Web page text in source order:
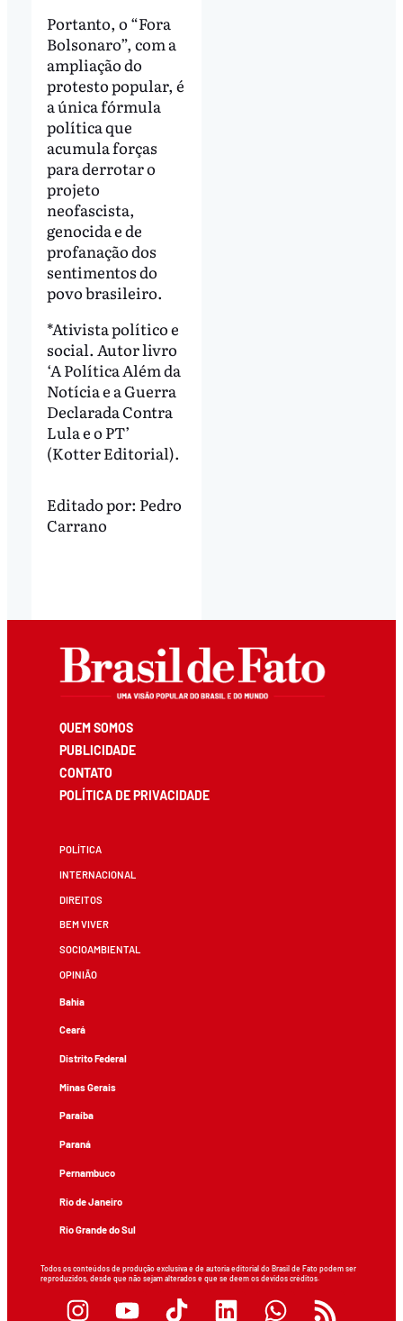
Portanto, o “Fora
Bolsonaro”, com a
ampliação do
protesto popular, é
a única fórmula
política que
acumula forças
para derrotar o
projeto
neofascista,
genocida e de
profanação dos
sentimentos do
povo brasileiro.
*Ativista político e
social. Autor livro
‘A Política Além da
Notícia e a Guerra
Declarada Contra
Lula e o PT’
(Kotter Editorial).
Editado por: Pedro
Carrano
QUEM SOMOS
PUBLICIDADE
CONTATO
POLÍTICA DE PRIVACIDADE
POLÍTICA
INTERNACIONAL
DIREITOS
BEM VIVER
SOCIOAMBIENTAL
OPINIÃO
Bahia
Ceará
Distrito Federal
Minas Gerais
Paraíba
Paraná
Pernambuco
Rio de Janeiro
Rio Grande do Sul
Todos os conteúdos de produção exclusiva e de autoria editorial do Brasil de Fato podem ser
reproduzidos, desde que não sejam alterados e que se deem os devidos créditos.